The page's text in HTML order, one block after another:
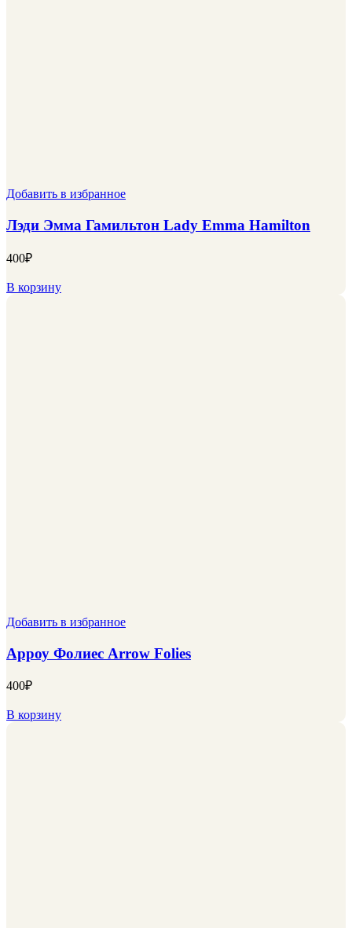
Добавить в избранное
Лэди Эмма Гамильтон Lady Emma Hamilton
400₽
В корзину
Добавить в избранное
Арроу Фолиес Arrow Folies
400₽
В корзину